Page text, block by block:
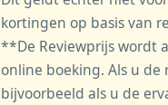
kortingen op basis van
**De Reviewprijs wordt
online boeking. Als u
bijvoorbeeld als u de